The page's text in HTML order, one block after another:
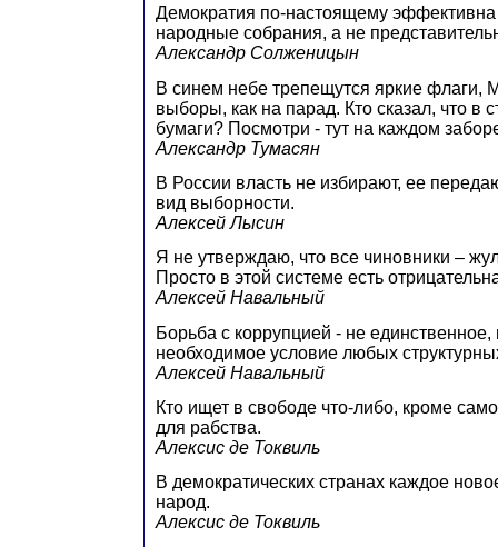
Демократия по-настоящему
народные собрания, а не
Александр Солженицын
В синем небе трепещутся яркие флаги,
выборы, как на парад. Кто сказал, что в
бумаги? Посмотри - тут на каждом
Александр Тумасян
В России власть не избирают, ее
вид выборности.
Алексей Лысин
Я не утверждаю, что все чиновники –
Просто в этой системе есть
Алексей Навальный
Борьба с коррупцией - не
необходимое условие любых
Алексей Навальный
Кто ищет в свободе что-либо, кроме
для рабства.
Алексис де Токвиль
В демократических странах каждое
народ.
Алексис де Токвиль